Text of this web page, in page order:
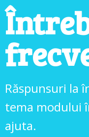
Răspunsuri la
tema modului
ajuta.